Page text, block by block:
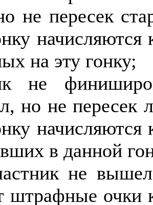
не пересек
начисляются
на эту гонку;
не
но не
начисляются
в данной
не
штрафные очки